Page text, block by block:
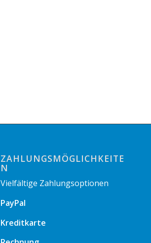
ZAHLUNGSMÖGLICHKEITE
N
Vielfältige Zahlungsoptionen
PayPal
Kreditkarte